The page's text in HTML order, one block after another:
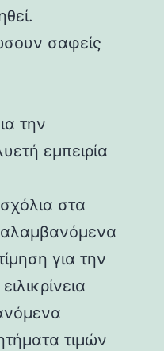
σαφείς
την
εμπειρία
στα
για την
τιμών